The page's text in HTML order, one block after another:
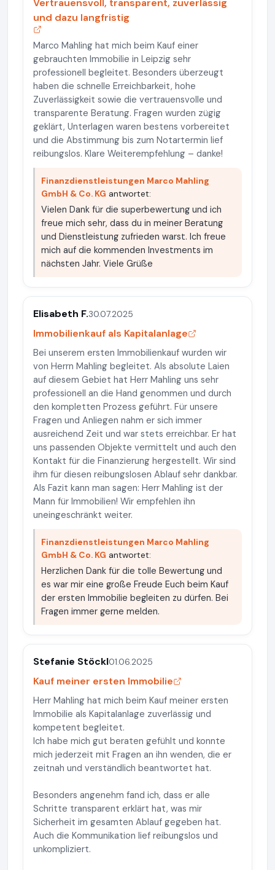
Vertrauensvoll, transparent, zuverlässig
und dazu langfristig
Marco Mahling hat mich beim Kauf einer
gebrauchten Immobilie in Leipzig sehr
professionell begleitet. Besonders überzeugt
haben die schnelle Erreichbarkeit, hohe
Zuverlässigkeit sowie die vertrauensvolle und
transparente Beratung. Fragen wurden zügig
geklärt, Unterlagen waren bestens vorbereitet
und die Abstimmung bis zum Notartermin lief
reibungslos. Klare Weiterempfehlung – danke!
Finanzdienstleistungen Marco Mahling
GmbH & Co. KG antwortet:
Vielen Dank für die superbewertung und ich
freue mich sehr, dass du in meiner Beratung
und Dienstleistung zufrieden warst. Ich freue
mich auf die kommenden Investments im
nächsten Jahr. Viele Grüße
Elisabeth F.30.07.2025
Immobilienkauf als Kapitalanlage
Bei unserem ersten Immobilienkauf wurden wir
von Herrn Mahling begleitet. Als absolute Laien
auf diesem Gebiet hat Herr Mahling uns sehr
professionell an die Hand genommen und durch
den kompletten Prozess geführt. Für unsere
Fragen und Anliegen nahm er sich immer
ausreichend Zeit und war stets erreichbar. Er hat
uns passenden Objekte vermittelt und auch den
Kontakt für die Finanzierung hergestellt. Wir sind
ihm für diesen reibungslosen Ablauf sehr dankbar.
Als Fazit kann man sagen: Herr Mahling ist der
Mann für Immobilien! Wir empfehlen ihn
uneingeschränkt weiter.
Finanzdienstleistungen Marco Mahling
GmbH & Co. KG antwortet:
Herzlichen Dank für die tolle Bewertung und
es war mir eine große Freude Euch beim Kauf
der ersten Immobilie begleiten zu dürfen. Bei
Fragen immer gerne melden.
Stefanie Stöckl01.06.2025
Kauf meiner ersten Immobilie
Herr Mahling hat mich beim Kauf meiner ersten
Immobilie als Kapitalanlage zuverlässig und
kompetent begleitet.
Ich habe mich gut beraten gefühlt und konnte
mich jederzeit mit Fragen an ihn wenden, die er
zeitnah und verständlich beantwortet hat.
Besonders angenehm fand ich, dass er alle
Schritte transparent erklärt hat, was mir
Sicherheit im gesamten Ablauf gegeben hat.
Auch die Kommunikation lief reibungslos und
unkompliziert.